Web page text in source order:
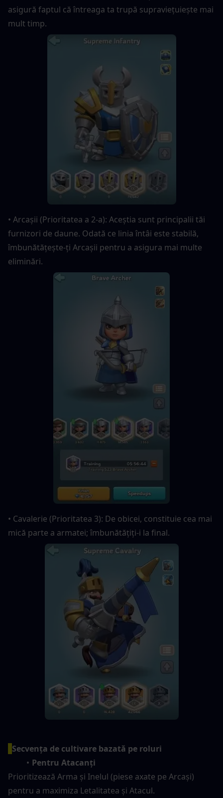
asigură faptul că întreaga ta trupă supraviețuiește mai
mult timp.
• Arcașii (Prioritatea a 2-a): Aceștia sunt principalii tăi
furnizori de daune. Odată ce linia întâi este stabilă,
îmbunătățește-ți Arcașii pentru a asigura mai multe
eliminări.
• Cavalerie (Prioritatea 3): De obicei, constituie cea mai
mică parte a armatei; îmbunătățiți-i la final.
Secvența de cultivare bazată pe roluri
Pentru Atacanți
Prioritizează Arma și Inelul (piese axate pe Arcași)
pentru a maximiza Letalitatea și Atacul.